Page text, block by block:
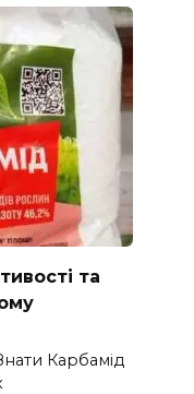
та
Карбамід